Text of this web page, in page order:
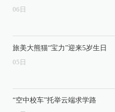
06 日
旅美大熊猫“宝力”迎来5岁生日
05 日
“空中校车”托举云端求学路